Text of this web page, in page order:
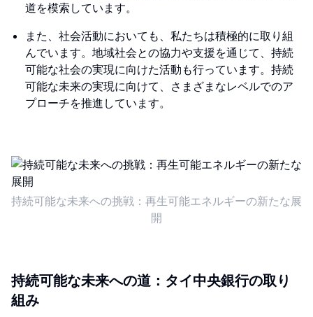
道を模索しています。
また、社会活動においても、私たちは積極的に取り組
んでいます。地域社会との協力や支援を通じて、持続
可能な社会の実現に向けた活動も行っています。持続
可能な未来の実現に向けて、さまざまなレベルでのア
プローチを推進しています。
持続可能な未来への挑戦：再生可能エネルギーの新たな展
開
持続可能な未来への道：タイ中央銀行の取り
組み